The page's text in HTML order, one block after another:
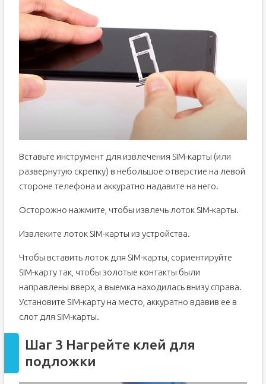
Вставьте инструмент для извлечения SIM-карты (или
развернутую скрепку) в небольшое отверстие на левой
стороне телефона и аккуратно надавите на него.
Осторожно нажмите, чтобы извлечь лоток SIM-карты.
Извлеките лоток SIM-карты из устройства.
Чтобы вставить лоток для SIM-карты, сориентируйте
SIM-карту так, чтобы золотые контакты были
направлены вверх, а выемка находилась внизу справа.
Установите SIM-карту на место, аккуратно вдавив ее в
слот для SIM-карты.
Шаг 3 Нагрейте клей для
подложки